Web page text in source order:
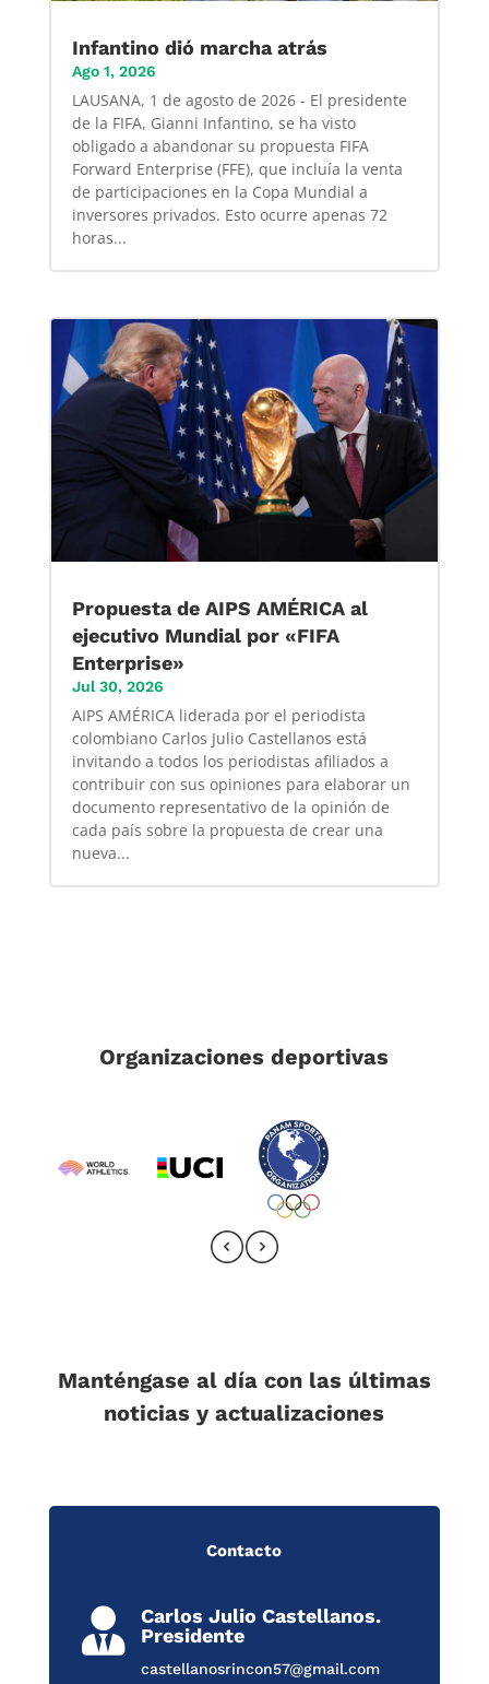
Infantino dió marcha atrás
Ago 1, 2026
LAUSANA, 1 de agosto de 2026 - El presidente
de la FIFA, Gianni Infantino, se ha visto
obligado a abandonar su propuesta FIFA
Forward Enterprise (FFE), que incluía la venta
de participaciones en la Copa Mundial a
inversores privados. Esto ocurre apenas 72
horas...
Propuesta de AIPS AMÉRICA al
ejecutivo Mundial por «FIFA
Enterprise»
Jul 30, 2026
AIPS AMÉRICA liderada por el periodista
colombiano Carlos Julio Castellanos está
invitando a todos los periodistas afiliados a
contribuir con sus opiniones para elaborar un
documento representativo de la opinión de
cada país sobre la propuesta de crear una
nueva...
Organizaciones deportivas
Manténgase al día con las últimas
noticias y actualizaciones
Contacto

Carlos Julio Castellanos.
Presidente
castellanosrincon57@gmail.com